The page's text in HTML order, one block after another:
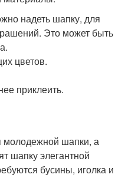
надеть шапку, для
Это может быть
цветов.
приклеить.
молодежной шапки, а
шапку элегантной
бусины, иголка и